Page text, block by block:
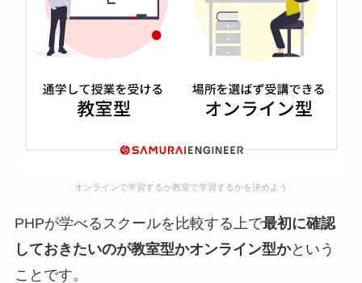
オンラインで学習するか教室で学習するかを決めよう
PHPが学べるスクールを比較する上で最初に確認
しておきたいのが教室型かオンライン型かという
ことです。